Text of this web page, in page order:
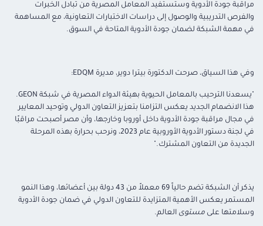
مراقبة جودة الأدوية وستستفيد المعامل المصرية من تبادل الخبرات
والفرص التدريبية والوصول إلى دراسات الاختبارات التعاونية، مع المساهمة
في مهمة الشبكة لضمان جودة الأدوية المتاحة في السوق.
وفي هذا السياق، صرحت الدكتورة بيترا دوير، مديرة EDQM:
"يسعدنا الترحيب بالمعامل الحيوية بهيئة الدواء المصرية في شبكة GEON.
هذا الانضمام الجديد يعكس التزامنا بتعزيز التعاون الدولي وتوحيد المعايير
في مجال مراقبة جودة الأدوية داخل أوروبا وخارجها، وأن مصر أصبحت مراقبًا
في لجنة دستور الأدوية الأوروبية عام 2023، ونرحب بحرارة بهذه المرحلة
الجديدة من التعاون المشترك."
يذكر أن الشبكة تضم حالياً 69 معملاً من 43 دولة بين أعضائها، وهذا النمو
المستمر يعكس الأهمية المتزايدة للتعاون الدولي في ضمان جودة الأدوية
وسلامتها على مستوى العالم.